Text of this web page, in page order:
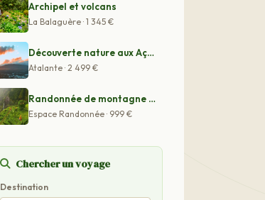
Archipel et volcans
La Balaguère · 1 345 €
Découverte nature aux Açores : Sao Miguel et Terceira -
Atalante · 2 499 €
Randonnée de montagne à Madère
Espace Randonnée · 999 €
Chercher un voyage
Destination